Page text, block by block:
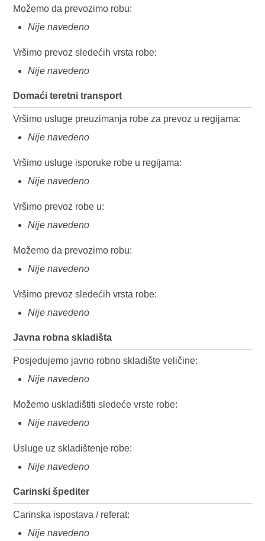
Možemo da prevozimo robu:
Nije navedeno
Vršimo prevoz sledećih vrsta robe:
Nije navedeno
Domaći teretni transport
Vršimo usluge preuzimanja robe za prevoz u regijama:
Nije navedeno
Vršimo usluge isporuke robe u regijama:
Nije navedeno
Vršimo prevoz robe u:
Nije navedeno
Možemo da prevozimo robu:
Nije navedeno
Vršimo prevoz sledećih vrsta robe:
Nije navedeno
Javna robna skladišta
Posjedujemo javno robno skladište veličine:
Nije navedeno
Možemo uskladištiti sledeće vrste robe:
Nije navedeno
Usluge uz skladištenje robe:
Nije navedeno
Carinski špediter
Carinska ispostava / referat:
Nije navedeno